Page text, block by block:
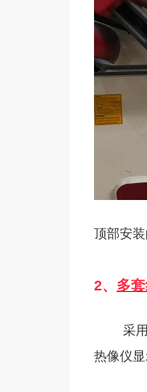
顶部安装
2、 多
采
热像仪